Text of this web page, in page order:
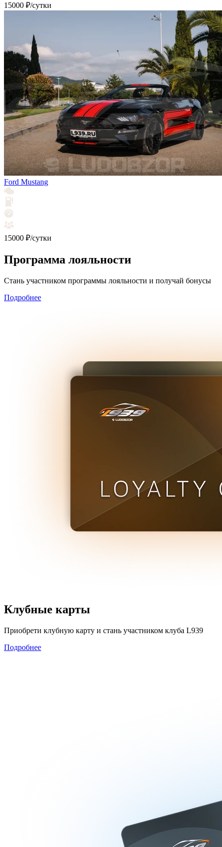
15000 ₽/сутки
Ford Mustang
15000 ₽/сутки
Программа лояльности
Стань участником программы лояльности и получай бонусы
Подробнее
Клубные карты
Приобрети клубную карту и стань участником клуба L939
Подробнее